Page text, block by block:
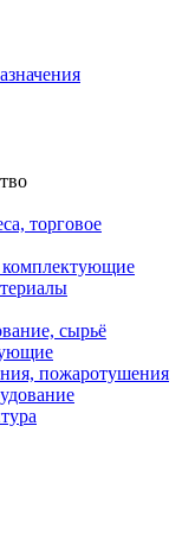
торговое
сырьё
пожаротушения